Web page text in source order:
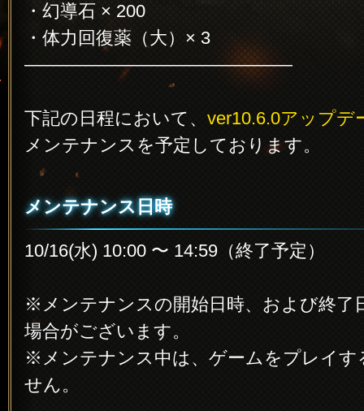
・幻導石 × 200
・体力回復薬（大）× 3
———————————————
下記の日程において、 ver10.6.0アップデ
メンテナンスを予定しております。
メンテナンス日時
10/16(水) 10:00 〜 14:59（終了予定）
※メンテナンスの開始日時、および終了
場合がございます。
※メンテナンス中は、ゲームをプレイす
せん。